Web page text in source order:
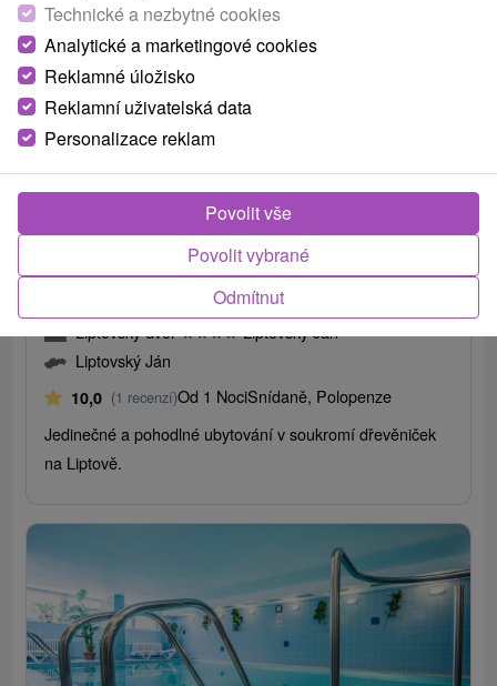
Ubytování se snídaní nebo polopenzí a
vstupem do relax centra v liptovské dřevěnici
Liptovský dvor★★★★Liptovský Ján
Liptovský Ján
10,0 (1 recenzí)Od 1 NociSnídaně, Polopenze
Jedinečné a pohodlné ubytování v soukromí dřevěniček
na Liptově.
Technické a nezbytné cookies
Analytické a marketingové cookies
Reklamné úložisko
Reklamní uživatelská data
Personalizace reklam
Odmítnut
Povolit vybrané
Povolit vše